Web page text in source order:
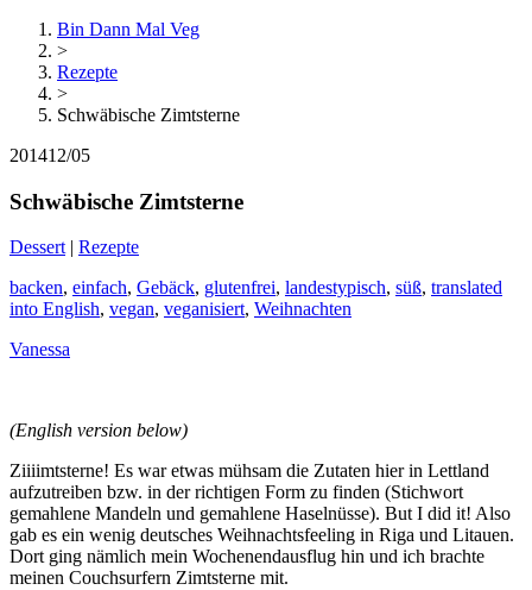
Bin Dann Mal Veg
>
Rezepte
>
Schwäbische Zimtsterne
201412/05
Schwäbische Zimtsterne
Dessert | Rezepte
backen, einfach, Gebäck, glutenfrei, landestypisch, süß, translated
into English, vegan, veganisiert, Weihnachten
Vanessa
(English version below)
Ziiiimtsterne! Es war etwas mühsam die Zutaten hier in Lettland
aufzutreiben bzw. in der richtigen Form zu finden (Stichwort
gemahlene Mandeln und gemahlene Haselnüsse). But I did it! Also
gab es ein wenig deutsches Weihnachtsfeeling in Riga und Litauen.
Dort ging nämlich mein Wochenendausflug hin und ich brachte
meinen Couchsurfern Zimtsterne mit.